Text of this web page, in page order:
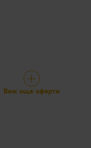
Виж още оферти